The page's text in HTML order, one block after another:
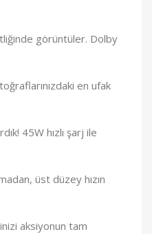
görüntüler. Dolby
en ufak
45W hızlı şarj ile
üst düzey hızın
aksiyonun tam